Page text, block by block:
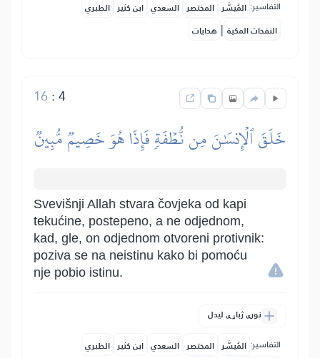
التفاسير: المُيسَّر المختصر السعدي ابن كثير الطبري
النفحات المكية | هدايات
4
:
16
خَلَقَ ٱلۡإِنسَٰنَ مِن نُّطۡفَةٖ فَإِذَا هُوَ خَصِيمٞ مُّبِينٞ
Svevišnji Allah stvara čovjeka od kapi
tekućine, postepeno, a ne odjednom,
kad, gle, on odjednom otvoreni protivnik:
poziva se na neistinu kako bi pomoću
nje pobio istinu.
نورې ژباړې لیدل
التفاسير: المُيسَّر المختصر السعدي ابن كثير الطبري